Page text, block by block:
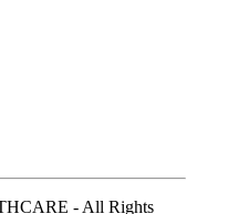
- All Rights